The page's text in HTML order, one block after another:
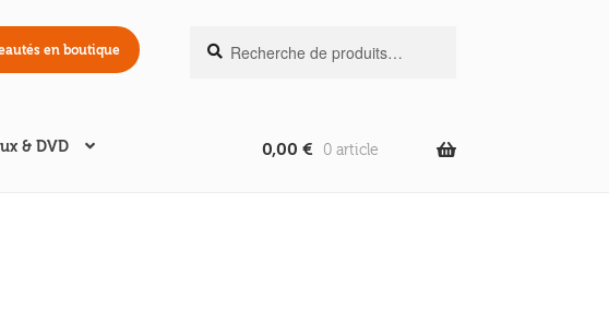
en boutique
pour :
Recherche
& DVD 0,00 € 0 article